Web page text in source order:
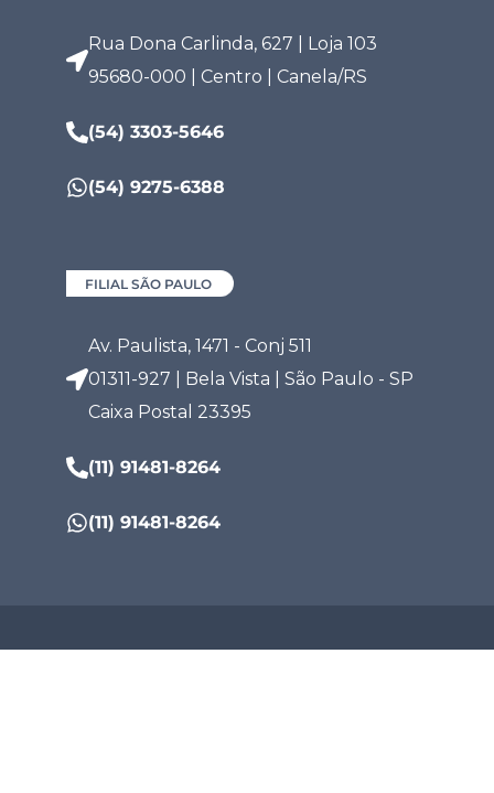
Rua Dona Carlinda, 627 | Loja 103
95680-000 | Centro | Canela/RS
(54) 3303-5646
(54) 9275-6388
FILIAL SÃO PAULO
Av. Paulista, 1471 - Conj 511
01311-927 | Bela Vista | São Paulo - SP
Caixa Postal 23395
(11) 91481-8264
(11) 91481-8264